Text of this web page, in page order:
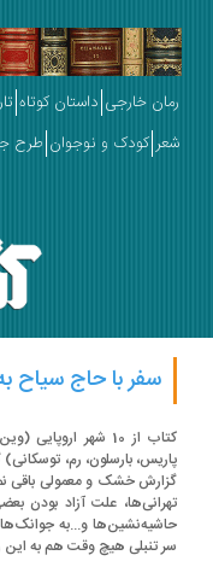
خارجی داستان کوتاه تاریخ
کودک و نوجوان طرح جلد فیلم
سفر با حاج سیاح به
کتاب از 10 شهر اروپایی (وین،
بارسلون، رم، توسکانی)
خشک و معمولی باقی
علت آزاد بودن بعضی از
و...به جوانک‌هایی که
تنبلی هیچ وقت هم به این رویاها